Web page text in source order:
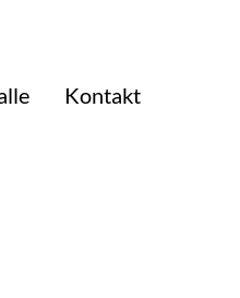
Kontakt